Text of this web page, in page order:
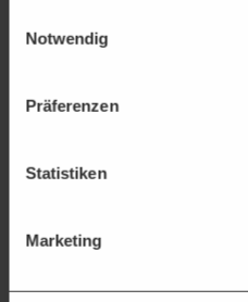
Notwendig
Präferenzen
Statistiken
Marketing
Integration von
Verkehrssignalanlagen
Autobahnen